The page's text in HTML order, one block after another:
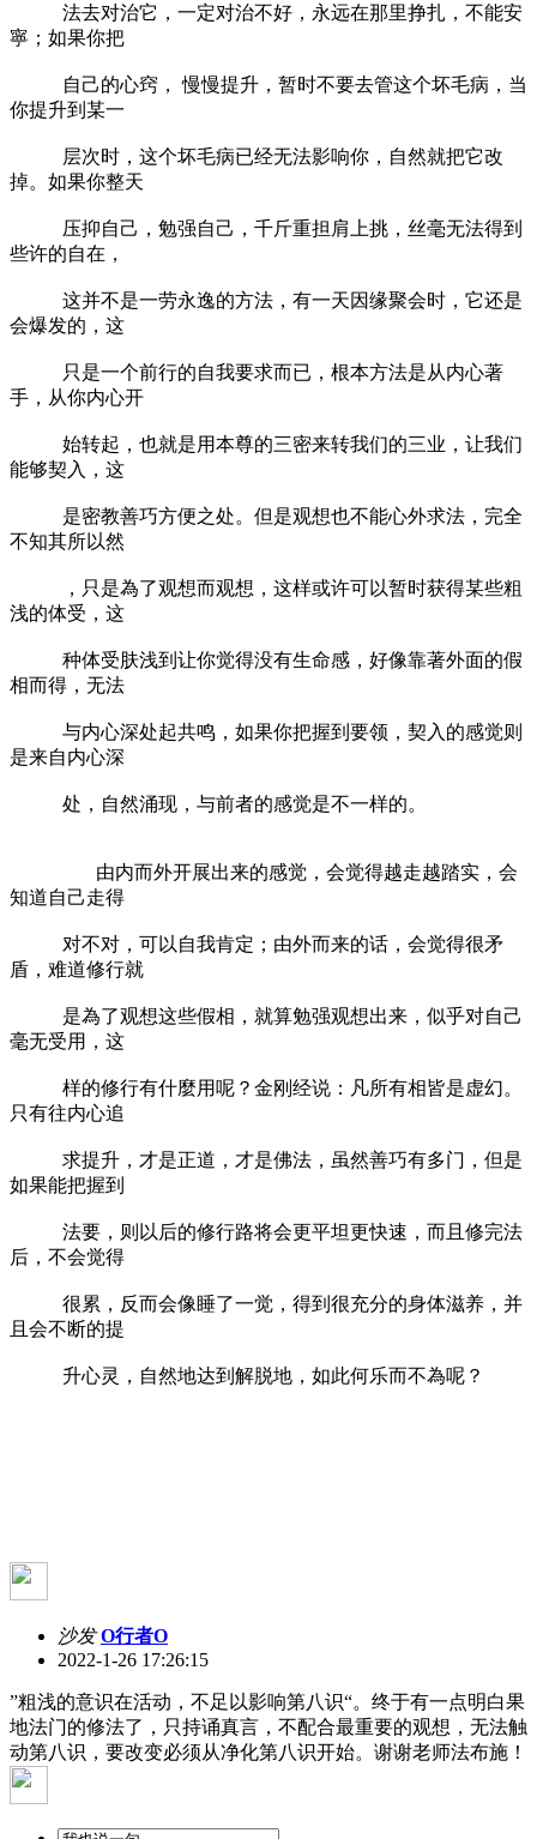
法去对治它，一定对治不好，永远在那里挣扎，不能安
寧；如果你把
自己的心窍， 慢慢提升，暂时不要去管这个坏毛病，当
你提升到某一
层次时，这个坏毛病已经无法影响你，自然就把它改
掉。如果你整天
压抑自己，勉强自己，千斤重担肩上挑，丝毫无法得到
些许的自在，
这并不是一劳永逸的方法，有一天因缘聚会时，它还是
会爆发的，这
只是一个前行的自我要求而已，根本方法是从内心著
手，从你内心开
始转起，也就是用本尊的三密来转我们的三业，让我们
能够契入，这
是密教善巧方便之处。但是观想也不能心外求法，完全
不知其所以然
，只是為了观想而观想，这样或许可以暂时获得某些粗
浅的体受，这
种体受肤浅到让你觉得没有生命感，好像靠著外面的假
相而得，无法
与内心深处起共鸣，如果你把握到要领，契入的感觉则
是来自内心深
处，自然涌现，与前者的感觉是不一样的。
由内而外开展出来的感觉，会觉得越走越踏实，会
知道自己走得
对不对，可以自我肯定；由外而来的话，会觉得很矛
盾，难道修行就
是為了观想这些假相，就算勉强观想出来，似乎对自己
毫无受用，这
样的修行有什麼用呢？金刚经说：凡所有相皆是虚幻。
只有往内心追
求提升，才是正道，才是佛法，虽然善巧有多门，但是
如果能把握到
法要，则以后的修行路将会更平坦更快速，而且修完法
后，不会觉得
很累，反而会像睡了一觉，得到很充分的身体滋养，并
且会不断的提
升心灵，自然地达到解脱地，如此何乐而不為呢？
沙发 O行者O
2022-1-26 17:26:15
”粗浅的意识在活动，不足以影响第八识“。终于有一点明白果
地法门的修法了，只持诵真言，不配合最重要的观想，无法触
动第八识，要改变必须从净化第八识开始。谢谢老师法布施！